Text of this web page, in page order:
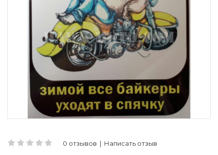
0 отзывов | Написать отзыв